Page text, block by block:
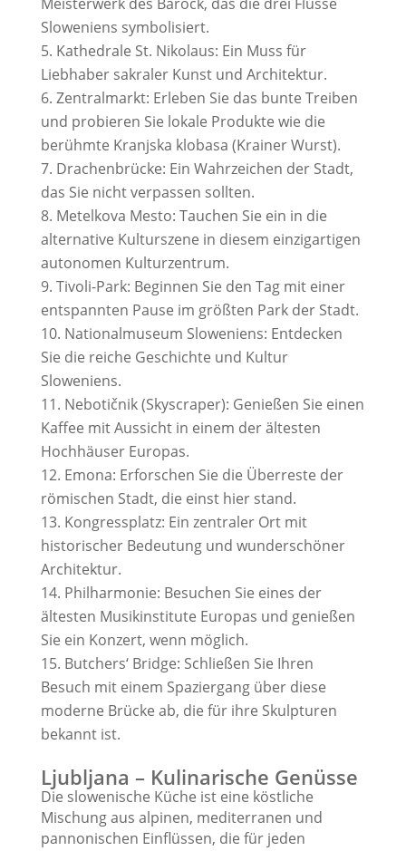
Sloweniens symbolisiert.
Kathedrale St. Nikolaus: Ein Muss für
Liebhaber sakraler Kunst und Architektur.
Zentralmarkt: Erleben Sie das bunte Treiben
und probieren Sie lokale Produkte wie die
berühmte Kranjska klobasa (Krainer Wurst).
Drachenbrücke: Ein Wahrzeichen der Stadt,
das Sie nicht verpassen sollten.
Metelkova Mesto: Tauchen Sie ein in die
alternative Kulturszene in diesem einzigartigen
autonomen Kulturzentrum.
Tivoli-Park: Beginnen Sie den Tag mit einer
entspannten Pause im größten Park der Stadt.
Nationalmuseum Sloweniens: Entdecken
Sie die reiche Geschichte und Kultur
Sloweniens.
Nebotičnik (Skyscraper): Genießen Sie einen
Kaffee mit Aussicht in einem der ältesten
Hochhäuser Europas.
Emona: Erforschen Sie die Überreste der
römischen Stadt, die einst hier stand.
Kongressplatz: Ein zentraler Ort mit
historischer Bedeutung und wunderschöner
Architektur.
Philharmonie: Besuchen Sie eines der
ältesten Musikinstitute Europas und genießen
Sie ein Konzert, wenn möglich.
Butchers‘ Bridge: Schließen Sie Ihren
Besuch mit einem Spaziergang über diese
moderne Brücke ab, die für ihre Skulpturen
bekannt ist.
Ljubljana – Kulinarische Genüsse
Die slowenische Küche ist eine köstliche
Mischung aus alpinen, mediterranen und
pannonischen Einflüssen, die für jeden